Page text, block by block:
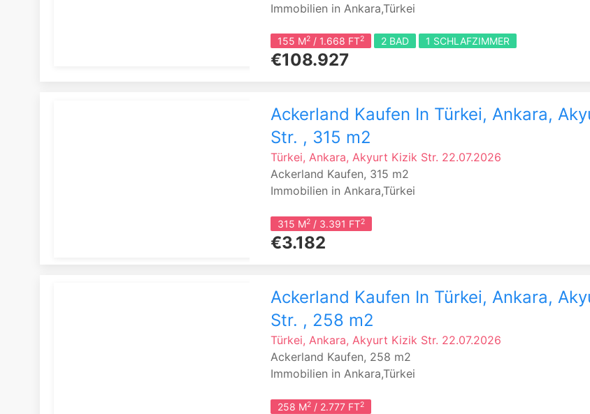
Immobilien in Ankara,Türkei
155 M2 / 1.668 FT2 2 BAD 1 SCHLAFZIMMER
€108.927
Ackerland Kaufen In Türkei, Ankara,
Str. , 315 m2
Türkei, Ankara, Akyurt Kizik Str. 22.07.2026
Ackerland Kaufen, 315 m2
Immobilien in Ankara,Türkei
315 M2 / 3.391 FT2
€3.182
Ackerland Kaufen In Türkei, Ankara,
Str. , 258 m2
Türkei, Ankara, Akyurt Kizik Str. 22.07.2026
Ackerland Kaufen, 258 m2
Immobilien in Ankara,Türkei
258 M2 / 2.777 FT2